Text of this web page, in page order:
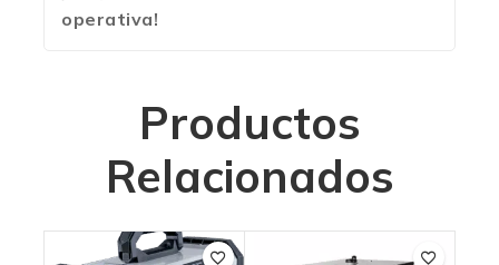
operativa!
Productos
Relacionados